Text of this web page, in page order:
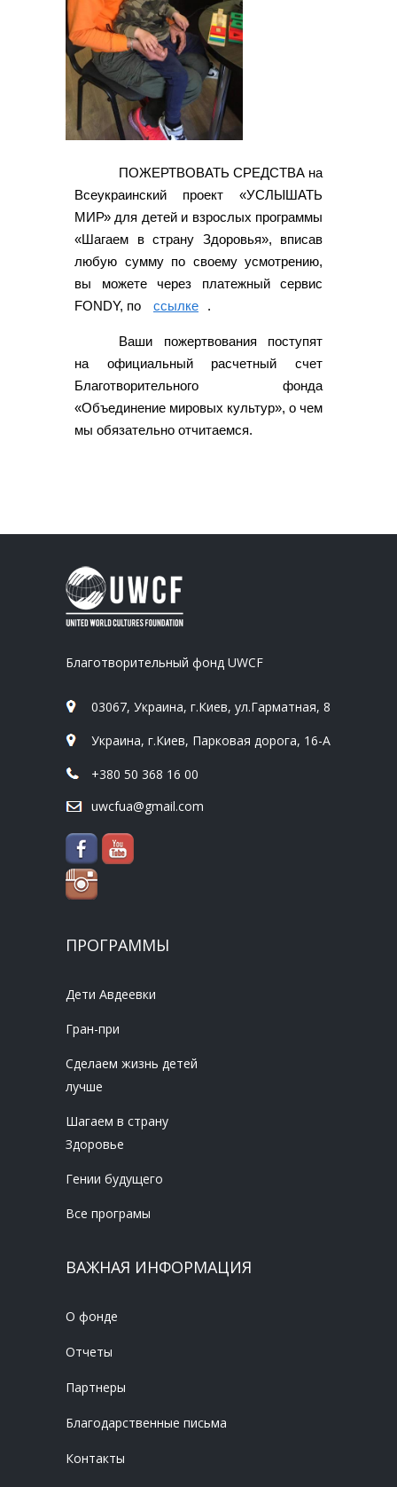
ПОЖЕРТВОВАТЬ СРЕДСТВА на
Всеукраинский проект «УСЛЫШАТЬ
МИР» для детей и взрослых программы
«Шагаем в страну Здоровья», вписав
любую сумму по своему усмотрению,
вы можете через платежный сервис
FONDY, по
ссылке .
Ваши пожертвования поступят
на официальный расчетный счет
Благотворительного фонда
«Объединение мировых культур», о чем
мы обязательно отчитаемся.
Благотворительный фонд UWCF
03067, Украина, г.Киев, ул.Гарматная, 8
Украина, г.Киев, Парковая дорога, 16-А
+380 50 368 16 00
uwcfua@gmail.com
ПРОГРАММЫ
Дети Авдеевки
Гран-при
Сделаем жизнь детей
лучше
Шагаем в страну
Здоровье
Гении будущего
Все програмы
ВАЖНАЯ ИНФОРМАЦИЯ
О фонде
Отчеты
Партнеры
Благодарственные письма
Контакты